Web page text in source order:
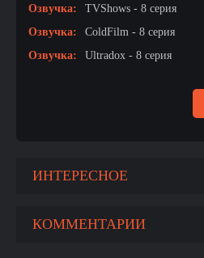
Озвучка:
TVShows - 8 серия
Озвучка:
ColdFilm - 8 серия
Озвучка:
Ultradox - 8 серия
ИНТЕРЕСНОЕ
КОММЕНТАРИИ